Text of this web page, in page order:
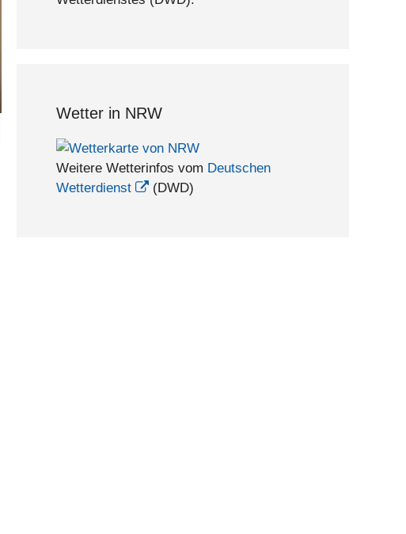
Wetter in NRW
Weitere Wetterinfos vom Deutschen
Wetterdienst
(DWD)